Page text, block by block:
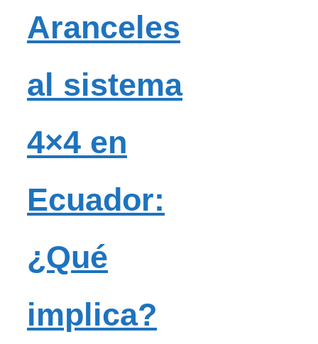
Aranceles
al sistema
4×4 en
Ecuador:
¿Qué
implica?